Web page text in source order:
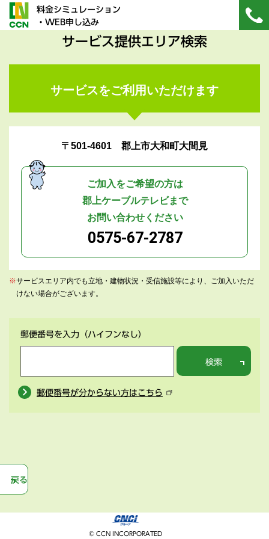
料金シミュレーション
・WEB申し込み
サービス提供エリア検索
サービスをご利用いただけます
〒501-4601 郡上市大和町大間見
ご加入をご希望の方は
郡上ケーブルテレビまで
お問い合わせください
0575-67-2787
※サービスエリア内でも立地・建物状況・受信施設等により、ご加入いただ
けない場合がございます。
郵便番号を入力 （ハイフンなし）
検索
郵便番号が分からない方はこちら
戻る
© CCN INCORPORATED